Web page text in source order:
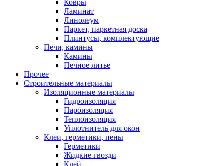
Ламинат
Линолеум
Паркет, паркетная доска
Плинтусы, комплектующие
Печи, камины
Камины
Печное литье
Прочее
Строительные материалы
Изоляционные материалы
Гидроизоляция
Пароизоляция
Теплоизоляция
Уплотнитель для окон
Клеи, герметики, пены
Герметики
Жидкие гвозди
Клей